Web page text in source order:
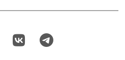
экономики
компаний: роль социальных
сотрудник ИНСАП